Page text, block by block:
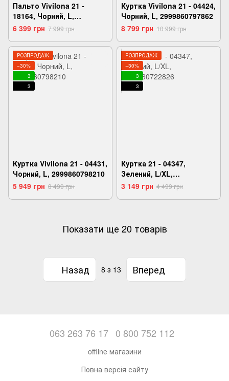
Пальто Vivilona 21 -
18164, Чорний, L,
2999860796315
6 399 грн 7 999 грн
Куртка Vivilona 21 - 04424,
Чорний, L, 2999860797862
8 799 грн 10 999 грн
РОЗПРОДАЖ
−30%
3
3
Куртка Vivilona 21 - 04431,
Чорний, L, 2999860798210
5 949 грн 8 499 грн
РОЗПРОДАЖ
−30%
3
3
Куртка 21 - 04347,
Зелений, L/XL,
2999860722826
3 149 грн 4 499 грн
Показати ще 20 товарів
Назад 8 з 13 Вперед
063 263 76 17 0 800 752 112
offline магазини
Повна версія сайту